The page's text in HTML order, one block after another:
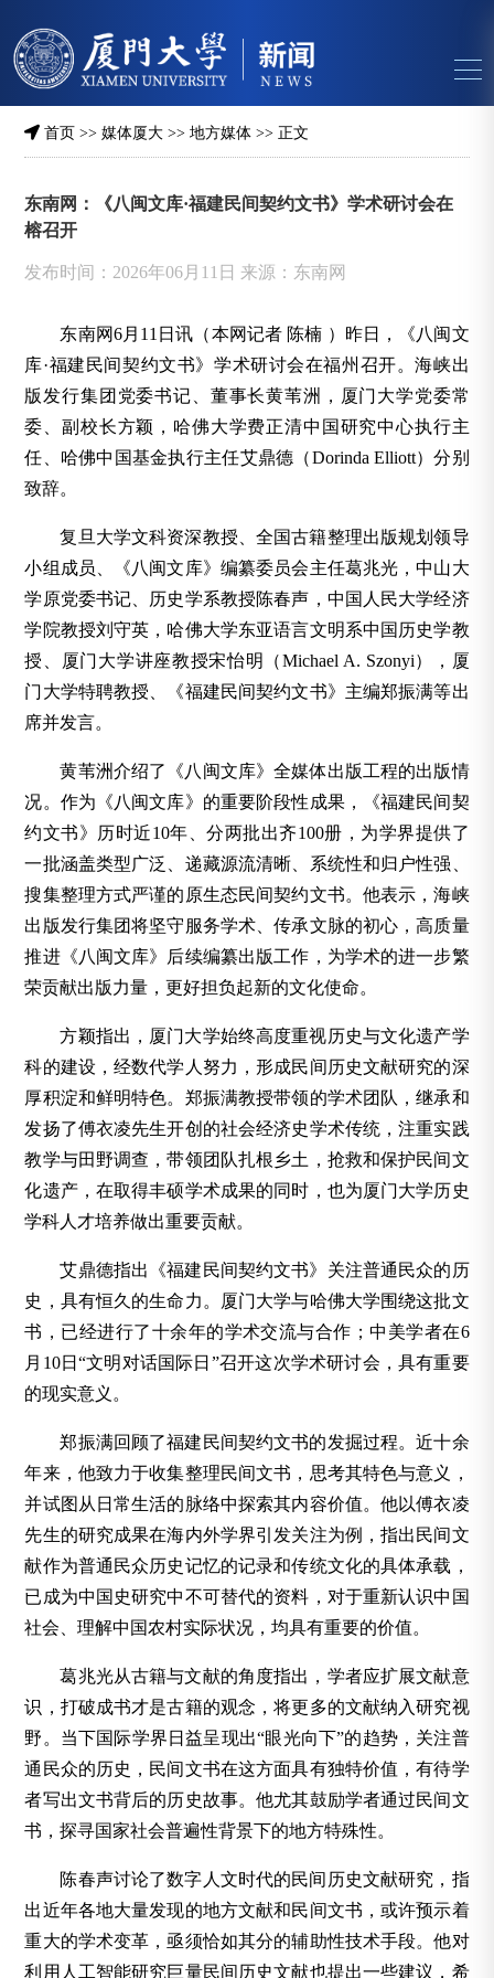
首页 >>媒体厦大 >>地方媒体 >> 正文
东南网：《八闽文库·福建民间契约文书》学术研讨会在
榕召开
发布时间：2026年06月11日 来源：东南网
东南网6月11日讯（本网记者 陈楠 ）昨日，《八闽文
库·福建民间契约文书》学术研讨会在福州召开。海峡出
版发行集团党委书记、董事长黄苇洲，厦门大学党委常
委、副校长方颖，哈佛大学费正清中国研究中心执行主
任、哈佛中国基金执行主任艾鼎德（Dorinda Elliott）分别
致辞。
复旦大学文科资深教授、全国古籍整理出版规划领导
小组成员、《八闽文库》编纂委员会主任葛兆光，中山大
学原党委书记、历史学系教授陈春声，中国人民大学经济
学院教授刘守英，哈佛大学东亚语言文明系中国历史学教
授、厦门大学讲座教授宋怡明（Michael A. Szonyi），厦
门大学特聘教授、《福建民间契约文书》主编郑振满等出
席并发言。
黄苇洲介绍了《八闽文库》全媒体出版工程的出版情
况。作为《八闽文库》的重要阶段性成果，《福建民间契
约文书》历时近10年、分两批出齐100册，为学界提供了
一批涵盖类型广泛、递藏源流清晰、系统性和归户性强、
搜集整理方式严谨的原生态民间契约文书。他表示，海峡
出版发行集团将坚守服务学术、传承文脉的初心，高质量
推进《八闽文库》后续编纂出版工作，为学术的进一步繁
荣贡献出版力量，更好担负起新的文化使命。
方颖指出，厦门大学始终高度重视历史与文化遗产学
科的建设，经数代学人努力，形成民间历史文献研究的深
厚积淀和鲜明特色。郑振满教授带领的学术团队，继承和
发扬了傅衣凌先生开创的社会经济史学术传统，注重实践
教学与田野调查，带领团队扎根乡土，抢救和保护民间文
化遗产，在取得丰硕学术成果的同时，也为厦门大学历史
学科人才培养做出重要贡献。
艾鼎德指出《福建民间契约文书》关注普通民众的历
史，具有恒久的生命力。厦门大学与哈佛大学围绕这批文
书，已经进行了十余年的学术交流与合作；中美学者在6
月10日“文明对话国际日”召开这次学术研讨会，具有重要
的现实意义。
郑振满回顾了福建民间契约文书的发掘过程。近十余
年来，他致力于收集整理民间文书，思考其特色与意义，
并试图从日常生活的脉络中探索其内容价值。他以傅衣凌
先生的研究成果在海内外学界引发关注为例，指出民间文
献作为普通民众历史记忆的记录和传统文化的具体承载，
已成为中国史研究中不可替代的资料，对于重新认识中国
社会、理解中国农村实际状况，均具有重要的价值。
葛兆光从古籍与文献的角度指出，学者应扩展文献意
识，打破成书才是古籍的观念，将更多的文献纳入研究视
野。当下国际学界日益呈现出“眼光向下”的趋势，关注普
通民众的历史，民间文书在这方面具有独特价值，有待学
者写出文书背后的历史故事。他尤其鼓励学者通过民间文
书，探寻国家社会普遍性背景下的地方特殊性。
陈春声讨论了数字人文时代的民间历史文献研究，指
出近年各地大量发现的地方文献和民间文书，或许预示着
重大的学术变革，亟须恰如其分的辅助性技术手段。他对
利用人工智能研究巨量民间历史文献也提出一些建议，希